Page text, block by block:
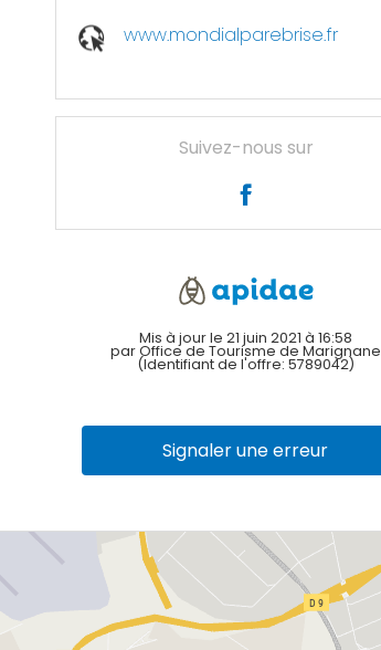
www.mondialparebrise.fr
Suivez-nous sur
Mis à jour le 21 juin 2021 à 16:58
par Office de Tourisme de Marignane
(Identifiant de l'offre: 5789042)
Signaler une erreur